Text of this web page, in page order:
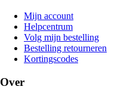
Mijn account
Helpcentrum
Volg mijn bestelling
Bestelling retourneren
Kortingscodes
Over